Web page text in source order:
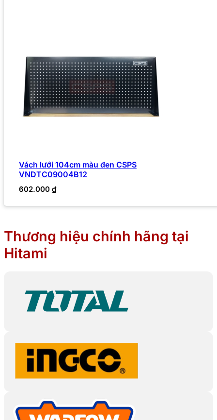
Vách lưới 104cm màu đen CSPS
VNDTC09004B12
602.000 ₫
Thương hiệu chính hãng tại
Hitami